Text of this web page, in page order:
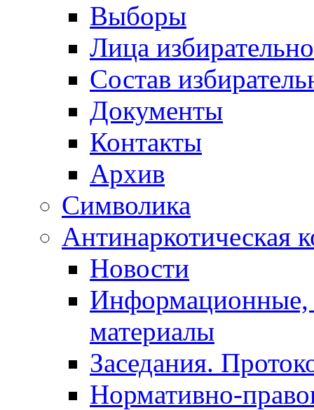
Выборы
Лица
Состав
Документы
Контакты
Архив
Символика
Антинаркотическая
Новости
Информационные,
материалы
Заседания.
Нормативно-